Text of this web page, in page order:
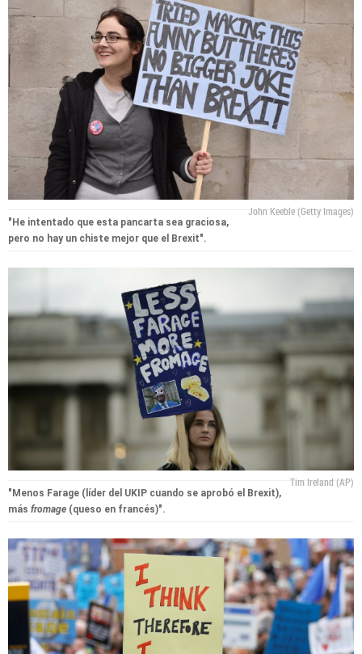
John Keeble (Getty Images)
"He intentado que esta pancarta sea graciosa,
pero no hay un chiste mejor que el Brexit".
Tim Ireland (AP)
"Menos Farage (líder del UKIP cuando se aprobó el Brexit),
más fromage (queso en francés)".